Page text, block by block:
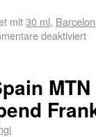
mit30 ml,
deaktiviert